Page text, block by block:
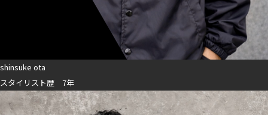
shinsuke ota
スタイリスト歴 7年